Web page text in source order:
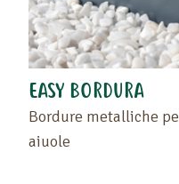
EASY BORDURA
Bordure metalliche
aiuole